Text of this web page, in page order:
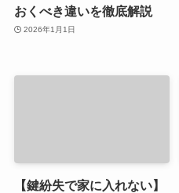
おくべき違いを徹底解説
2026年1月1日
【鍵紛失で家に入れない】